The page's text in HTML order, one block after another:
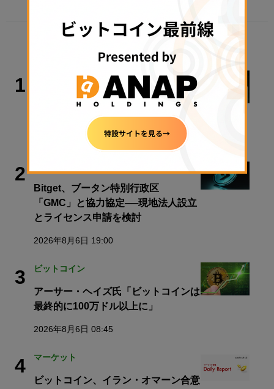
TRENDING
1
警察庁、すべての暗号資産交換業者に
出庫制限強化を要請
2026年8月6日 20:10
2
Bitget、ブータン特別行政区
「GMC」と協力協定──現地法人設立
とライセンス申請を検討
2026年8月6日 19:00
3 ビットコイン
アーサー・ヘイズ氏「ビットコインは
最終的に100万ドル以上に」
2026年8月6日 08:45
4 マーケット
ビットコイン、イラン・オマーン合意